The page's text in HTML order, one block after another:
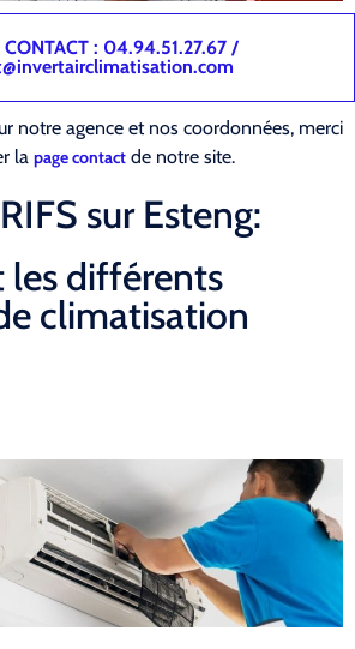
CONTACT : 04.94.51.27.67 /
notre agence et nos coordonnées, merci
la page contact de notre site.
sur Esteng:
les différents
climatisation